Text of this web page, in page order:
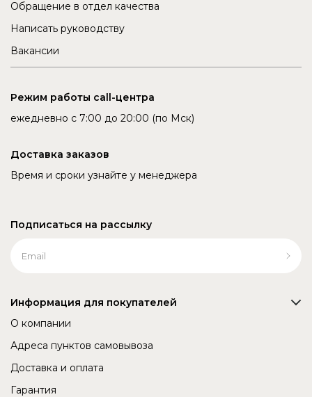
Обращение в отдел качества
Написать руководству
Вакансии
Режим работы call-центра
ежедневно с 7:00 до 20:00 (по Мск)
Доставка заказов
Время и сроки узнайте у менеджера
Подписаться на рассылку
Информация для покупателей
О компании
Адреса пунктов самовывоза
Доставка и оплата
Гарантия